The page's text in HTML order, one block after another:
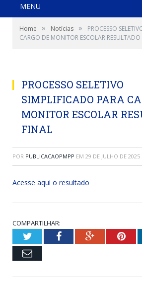
MENU
Home » Notícias »
PROCESSO
CARGO DE MONITOR ESCOLAR
PROCESSO SELETIVO
SIMPLIFICADO PARA
MONITOR ESCOLAR
FINAL
POR PUBLICACAOPMPP EM 29 DE JULHO DE 2025
Acesse aqui o resultado
COMPARTILHAR:
TwitterFacebookGoogle+
Email